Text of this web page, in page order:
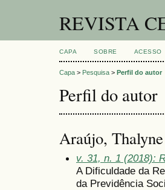
REVISTA
CAPA SOBRE ACESSO
Capa > Pesquisa > Perfil do autor
Perfil do autor
Araújo,
v. 31, n. 1 (2018):
A Dificuldade da
da Previdência